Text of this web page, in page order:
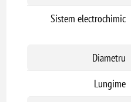
Sistem electrochimic
Diametru
Lungime